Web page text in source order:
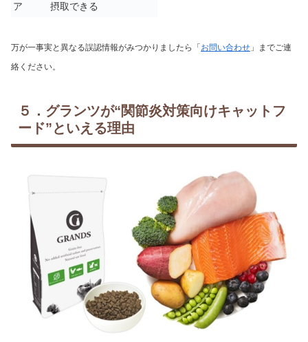
ア
摂取できる
万が一事実と異なる誤認情報がみつかりましたら「 お問い合わせ 」までご連
絡ください。
５．グランツが“関節炎対策向けキャットフ
ード”といえる理由